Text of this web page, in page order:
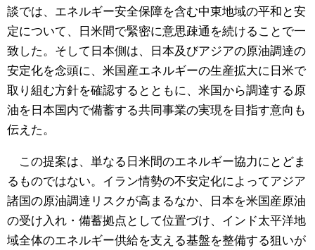
談では、エネルギー安全保障を含む中東地域の平和と安
定について、日米間で緊密に意思疎通を続けることで一
致した。そして日本側は、日本及びアジアの原油調達の
安定化を念頭に、米国産エネルギーの生産拡大に日米で
取り組む方針を確認するとともに、米国から調達する原
油を日本国内で備蓄する共同事業の実現を目指す意向も
伝えた。
この提案は、単なる日米間のエネルギー協力にとどま
るものではない。イラン情勢の不安定化によってアジア
諸国の原油調達リスクが高まるなか、日本を米国産原油
の受け入れ・備蓄拠点として位置づけ、インド太平洋地
域全体のエネルギー供給を支える基盤を整備する狙いが